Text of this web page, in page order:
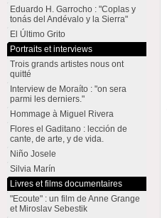
Eduardo H. Garrocho : "Coplas y
tonás del Andévalo y la Sierra"
El Último Grito
Portraits et interviews
Trois grands artistes nous ont
quitté
Interview de Moraíto : "on sera
parmi les derniers."
Hommage à Miguel Rivera
Flores el Gaditano : lección de
cante, de arte, y de vida.
Niño Josele
Silvia Marín
Livres et films documentaires
"Ecoute" : un film de Anne Grange
et Miroslav Sebestik